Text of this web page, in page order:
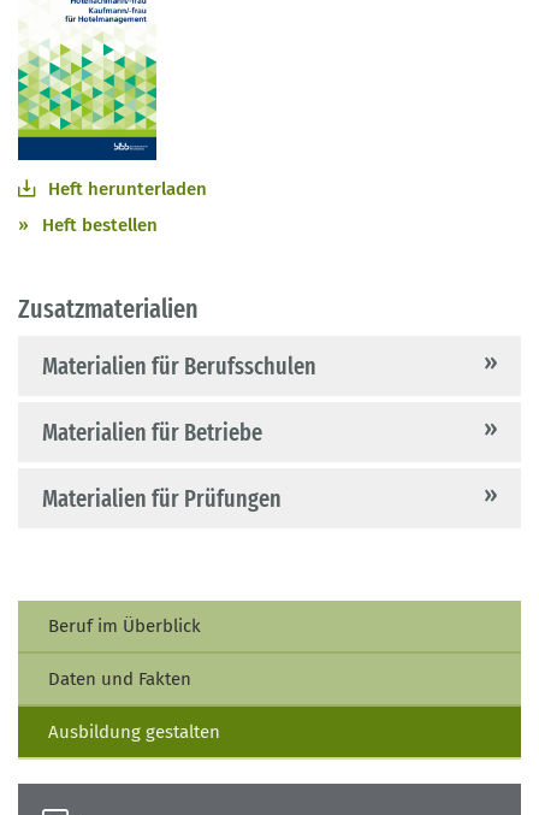
Die Publikation basiert auf der Verordnung vom
9. März 2022.
Heft herunterladen
Heft bestellen
Zusatzmaterialien
Materialien für Berufsschulen
Materialien für Betriebe
Materialien für Prüfungen
Beruf im Überblick
Daten und Fakten
Ausbildung gestalten